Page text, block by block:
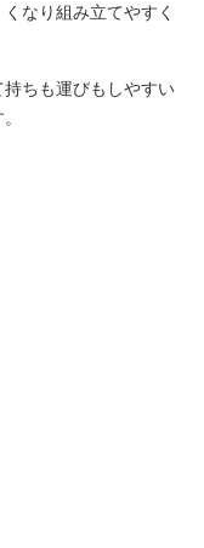
なり組み立てやすく
ちも運びもしやすい